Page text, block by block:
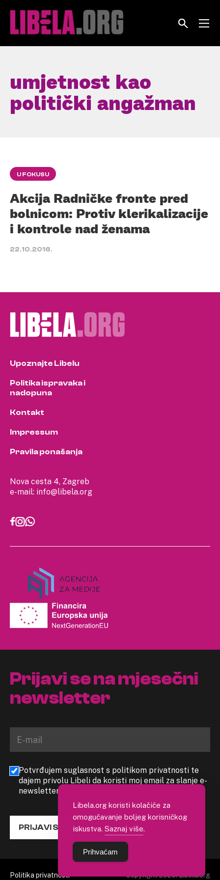
umjetnost kao
politički angažman
U FOKUSU
Akcija Radničke fronte pred
bolnicom: Protiv klerikalizacije
i kontrole nad ženama
22.10.2016.
Nova cesta 4, Zagreb
e-mail: info@libela.org
Upoznajte Libelu
Politika ispravaka i
nadopuna
Kontakt
Impressum
Pravila ponašanja
Prijavi se na mjesečni
newsletter
Potvrđujem suglasnost s politikom privatnosti te
dajem privolu Libeli da koristi moj email za slanje e-
newslettera
PRIJAVI SE
Politika privatnosti Copyright 2026. Libela.org
Libela.org koristi kolačiće za
omogućavanje boljeg korisničkog
iskustva. Saznaj više.
Prihvaćam